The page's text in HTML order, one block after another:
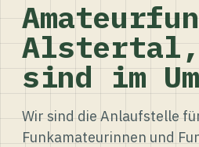
sind im
Wir sind die Anlaufstelle
Funkamateurinnen und